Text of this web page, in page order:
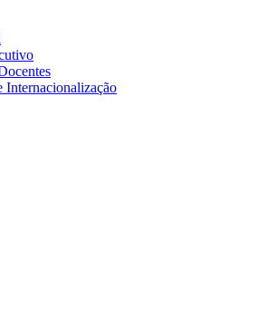
Internacionalização